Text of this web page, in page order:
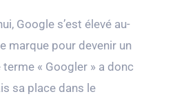
Google s’est élevé au-
marque pour devenir un
terme « Googler » a donc
sa place dans le